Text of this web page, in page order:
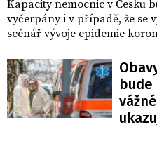
Kapacity nemocnic v Česku
vyčerpány i v případě, že se
scénář vývoje epidemie
7000 nakažených denně, v
koronavirem téměř 1000 lidí.
počítá s 1755 zemřelými abude